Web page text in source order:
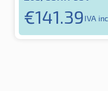
€141.39IVA